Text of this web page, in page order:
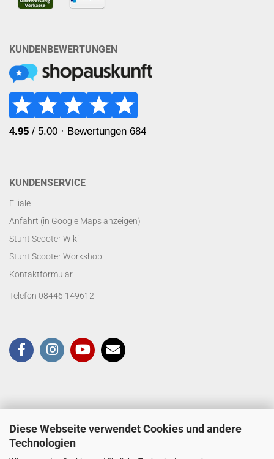
Diese Webseite verwendet Cookies und andere
Technologien
KUNDENBEWERTUNGEN
KUNDENSERVICE
Filiale
Anfahrt (in Google Maps anzeigen)
Stunt Scooter Wiki
Stunt Scooter Workshop
Kontaktformular
Telefon 08446 149612